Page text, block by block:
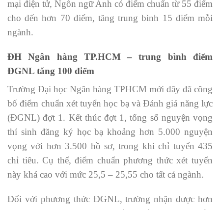
mại điện tử, Ngôn ngữ Anh có điểm chuẩn từ 55 điểm
cho đến hơn 70 điểm, tăng trung bình 15 điểm mỗi
ngành.
ĐH Ngân hàng TP.HCM – trung bình điểm
ĐGNL tăng 100 điểm
Trường Đại học Ngân hàng TPHCM mới đây đã công
bố điểm chuẩn xét tuyển học bạ và Đánh giá năng lực
(ĐGNL) đợt 1. Kết thúc đợt 1, tổng số nguyện vọng
thí sinh đăng ký học bạ khoảng hơn 5.000 nguyện
vọng với hơn 3.500 hồ sơ, trong khi chỉ tuyển 435
chỉ tiêu. Cụ thể, điểm chuẩn phương thức xét tuyển
này khá cao với mức 25,5 – 25,55 cho tất cả ngành.
Đối với phương thức ĐGNL, trường nhận được hơn